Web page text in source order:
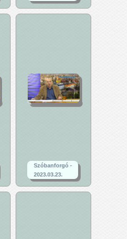
Szóbanforgó -
2023.03.23.